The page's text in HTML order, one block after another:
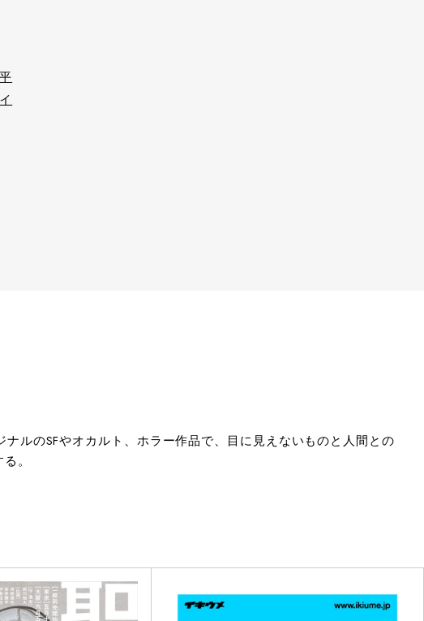
ルのSFやオカルト、ホラー作品で、目に見えないものと人間との
。